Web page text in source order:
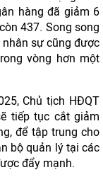
hàng đã giảm 6
437. Song song
sự cũng được
vòng hơn một
Chủ tịch HĐQT
tiếp tục cắt giảm
để tập trung cho
bộ quản lý tại các
đẩy mạnh.